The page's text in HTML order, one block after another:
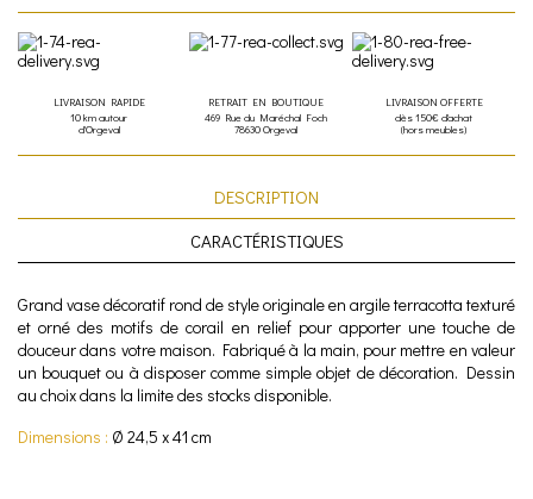
LIVRAISON RAPIDE
10 km autour
d'Orgeval
RETRAIT EN BOUTIQUE
469 Rue du Maréchal Foch
78630 Orgeval
LIVRAISON OFFERTE
dès 150€ d'achat
(hors meubles)
DESCRIPTION
CARACTÉRISTIQUES
Grand vase décoratif rond de style originale en argile terracotta texturé
et orné des motifs de corail en relief pour apporter une touche de
douceur dans votre maison. Fabriqué à la main, pour mettre en valeur
un bouquet ou à disposer comme simple objet de décoration. Dessin
au choix dans la limite des stocks disponible.
Dimensions : Ø 24,5 x 41 cm